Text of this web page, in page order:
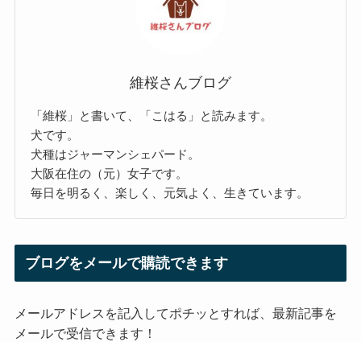
維桜さんブログ
「維桜」と書いて、「こはる」と読みます。
犬です。
犬種はジャーマンシェパード。
大阪在住の（元）女子です。
毎日を明るく、楽しく、元気よく、生きています。
ブログをメールで購読できます
メールアドレスを記入してポチッとすれば、最新記事を
メールで受信できます！